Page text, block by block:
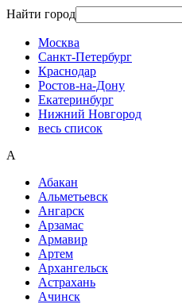
Найти город
Москва
Санкт-Петербург
Краснодар
Ростов-на-Дону
Екатеринбург
Нижний Новгород
весь список
А
Абакан
Альметьевск
Ангарск
Арзамас
Армавир
Артем
Архангельск
Астрахань
Ачинск